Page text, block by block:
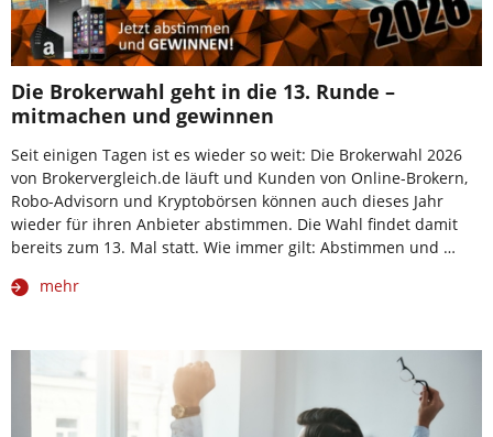
Die Brokerwahl geht in die 13. Runde –
mitmachen und gewinnen
Seit einigen Tagen ist es wieder so weit: Die Brokerwahl 2026
von Brokervergleich.de läuft und Kunden von Online-Brokern,
Robo-Advisorn und Kryptobörsen können auch dieses Jahr
wieder für ihren Anbieter abstimmen. Die Wahl findet damit
bereits zum 13. Mal statt. Wie immer gilt: Abstimmen und …
mehr